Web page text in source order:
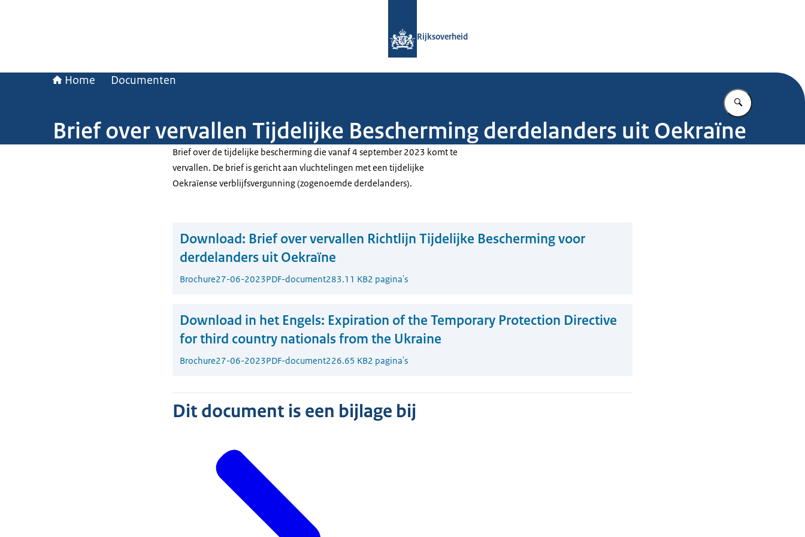
Rijksoverheid
Home Documenten
Vul in wat u
Brief over vervallen Tijdelijke Bescherming derdelanders uit Oekraïne
Brief over de tijdelijke bescherming die vanaf 4 september 2023 komt te
vervallen. De brief is gericht aan vluchtelingen met een tijdelijke
Oekraïense verblijfsvergunning (zogenoemde derdelanders).
Download: Brief over vervallen Richtlijn Tijdelijke Bescherming voor
derdelanders uit Oekraïne
Brochure27-06-2023PDF-document283.11 KB2 pagina's
Download in het Engels: Expiration of the Temporary Protection Directive
for third country nationals from the Ukraine
Brochure27-06-2023PDF-document226.65 KB2 pagina's
Dit document is een bijlage bij